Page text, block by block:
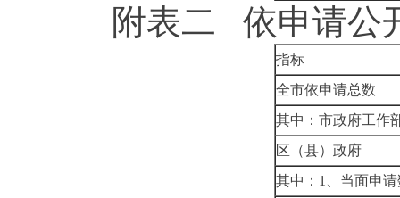
附表二 依申请公
指标
全市依申请总数
其中：市政府工作
区（县）政府
其中： 1
、当面申